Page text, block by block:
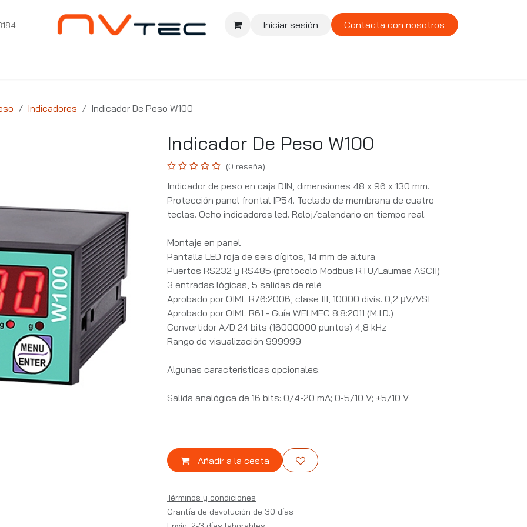
Iniciar sesión Contacta con nosotros
Indicadores Indicador De Peso W100
Indicador De Peso W100
(0 reseña)
Indicador de peso en caja DIN, dimensiones 48 x 96 x 130 mm.
Protección panel frontal IP54. Teclado de membrana de cuatro
teclas. Ocho indicadores led. Reloj/calendario en tiempo real.
Montaje en panel
Pantalla LED roja de seis dígitos, 14 mm de altura
Puertos RS232 y RS485 (protocolo Modbus RTU/Laumas ASCII)
3 entradas lógicas, 5 salidas de relé
Aprobado por OIML R76:2006, clase III, 10000 divis. 0,2 μV/VSI
Aprobado por OIML R61 - Guía WELMEC 8.8:2011 (M.I.D.)
Convertidor A/D 24 bits (16000000 puntos) 4,8 kHz
Rango de visualización 999999
Algunas características opcionales:
Salida analógica de 16 bits: 0/4-20 mA; 0-5/10 V; ±5/10 V
Añadir a la cesta
Términos y condiciones
Grantía de devolución de 30 días